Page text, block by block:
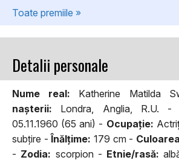
Toate premiile »
Detalii personale
Nume real: Katherine Matilda
naşterii: Londra, Anglia, R.U. -
05.11.1960 (65 ani) - Ocupaţie:
subțire -Înălţime: 179 cm -
- Zodia: scorpion - Etnie/rasă: